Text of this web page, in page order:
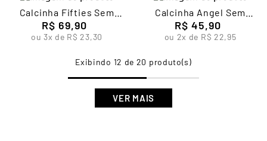
Calcinha Fifties Sem
Costura Feminina Lupo
R$ 69,90
ou3x de R$ 23,30
Calcinha Angel Sem
Costura Feminina Lupo
R$ 45,90
ou 2x de R$ 22,95
12 de 20